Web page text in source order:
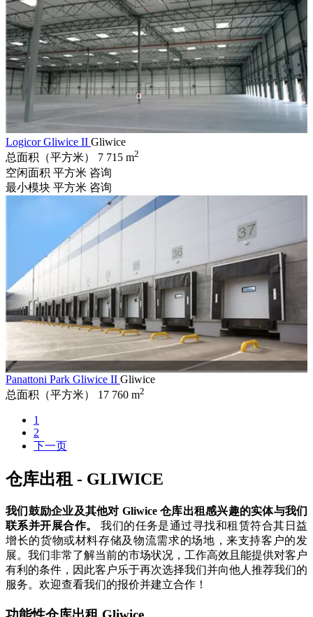
Logicor Gliwice II Gliwice
总面积（平方米）
7 715 m2
空闲面积 平方米 咨询
最小模块 平方米 咨询
Panattoni Park Gliwice II Gliwice
总面积（平方米）
17 760 m2
1
2
下一页
仓库出租 - GLIWICE
我们鼓励企业及其他对 Gliwice 仓库出租感兴趣的实体与我们
联系并开展合作。
我们的任务是通过寻找和租赁符合其日益
增长的货物或材料存储及物流需求的场地，来支持客户的发
展。我们非常了解当前的市场状况，工作高效且能提供对客户
有利的条件，因此客户乐于再次选择我们并向他人推荐我们的
服务。欢迎查看我们的报价并建立合作！